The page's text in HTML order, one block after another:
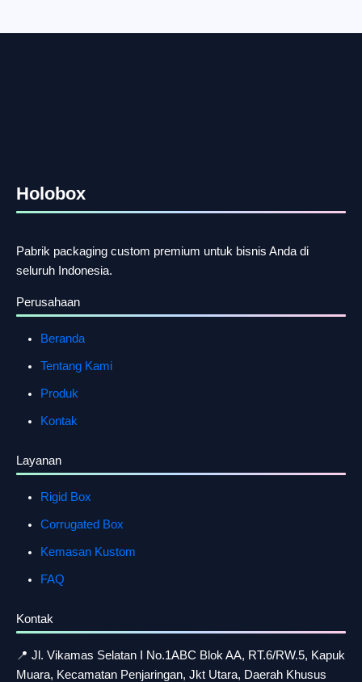
Holobox
Pabrik packaging custom premium untuk bisnis Anda di
seluruh Indonesia.
Perusahaan
Beranda
Tentang Kami
Produk
Kontak
Layanan
Rigid Box
Corrugated Box
Kemasan Kustom
FAQ
Kontak
📍 Jl. Vikamas Selatan I No.1ABC Blok AA, RT.6/RW.5, Kapuk
Muara, Kecamatan Penjaringan, Jkt Utara, Daerah Khusus